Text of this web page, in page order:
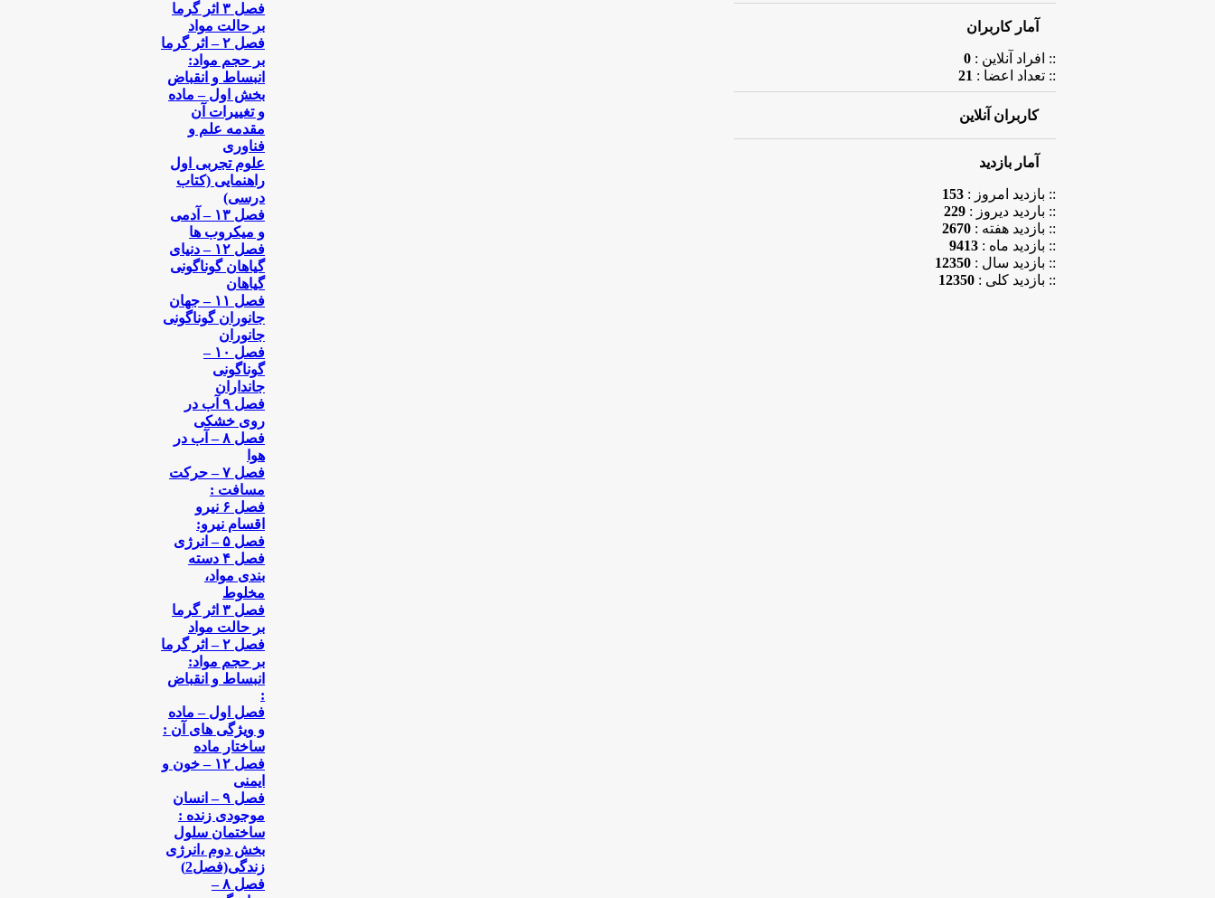
آمار کاربران
:: افراد آنلاین : 0
:: تعداد اعضا : 21
کاربران آنلاین
آمار بازدید
:: بازدید امروز : 153
:: باردید دیروز : 229
:: بازدید هفته : 2670
:: بازدید ماه : 9413
:: بازدید سال : 12350
:: بازدید کلی : 12350
فصل ۳ اثر گرما
بر حالت مواد
فصل ۲ – اثر گرما
بر حجم مواد:
انبساط و انقباض
بخش اول – ماده
و تغییرات آن
مقدمه ‌علم و
فناوری
علوم تجربی اول
راهنمایی (کتاب
درسی)
فصل ۱۳ – آدمی
و میکروب ها
فصل ۱۲ – دنیای
گیاهان گوناگونی
گیاهان
فصل ۱۱ – جهان
جانوران گوناگونی
جانوران
فصل ۱۰ –
گوناگونی
جانداران
فصل ۹ آب در
روی خشکی
فصل ۸ – آب در
هوا
فصل ۷ – حرکت
مسافت :
فصل ۶ نیرو
اقسام نیرو:
فصل ۵ – انرژی
فصل ۴ دسته
بندی مواد،
مخلوط
فصل ۳ اثر گرما
بر حالت مواد
فصل ۲ – اثر گرما
بر حجم مواد:
انبساط و انقباض
:
فصل اول – ماده
و ویژگی های آن :
ساختار ماده
فصل ۱۲ – خون و
ایمنی
فصل ۹ – انسان
موجودی زنده :
ساختمان سلول
بخش دوم ،‌انرژی
زندگی(فصل2)
فصل ۸ –